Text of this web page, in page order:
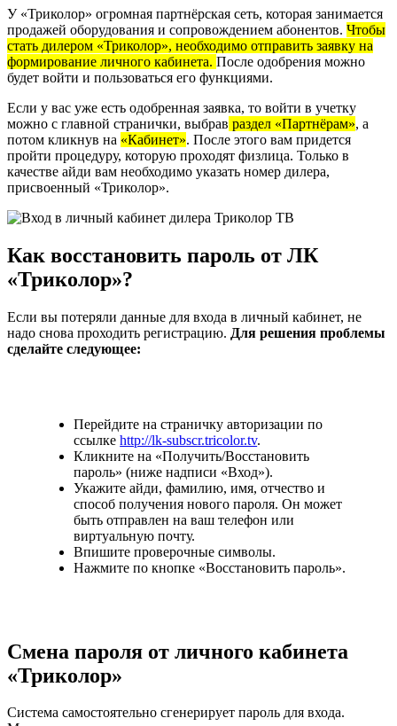
У «Триколор» огромная партнёрская сеть, которая занимается
продажей оборудования и сопровождением абонентов. Чтобы
стать дилером «Триколор», необходимо отправить заявку на
формирование личного кабинета. После одобрения можно
будет войти и пользоваться его функциями.
Если у вас уже есть одобренная заявка, то войти в учетку
можно с главной странички, выбрав раздел «Партнёрам», а
потом кликнув на «Кабинет». После этого вам придется
пройти процедуру, которую проходят физлица. Только в
качестве айди вам необходимо указать номер дилера,
присвоенный «Триколор».
Как восстановить пароль от ЛК
«Триколор»?
Если вы потеряли данные для входа в личный кабинет, не
надо снова проходить регистрацию. Для решения проблемы
сделайте следующее:
Перейдите на страничку авторизации по
ссылкеhttp://lk-subscr.tricolor.tv.
Кликните на «Получить/Восстановить
пароль» (ниже надписи «Вход»).
Укажите айди, фамилию, имя, отчество и
способ получения нового пароля. Он может
быть отправлен на ваш телефон или
виртуальную почту.
Впишите проверочные символы.
Нажмите по кнопке «Восстановить пароль».
Смена пароля от личного кабинета
«Триколор»
Система самостоятельно сгенерирует пароль для входа.